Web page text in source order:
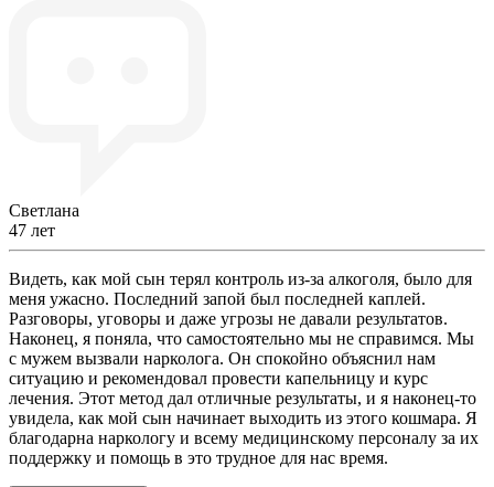
Светлана
47 лет
Видеть, как мой сын терял контроль из-за алкоголя, было для
меня ужасно. Последний запой был последней каплей.
Разговоры, уговоры и даже угрозы не давали результатов.
Наконец, я поняла, что самостоятельно мы не справимся. Мы
с мужем вызвали нарколога. Он спокойно объяснил нам
ситуацию и рекомендовал провести капельницу и курс
лечения. Этот метод дал отличные результаты, и я наконец-то
увидела, как мой сын начинает выходить из этого кошмара. Я
благодарна наркологу и всему медицинскому персоналу за их
поддержку и помощь в это трудное для нас время.